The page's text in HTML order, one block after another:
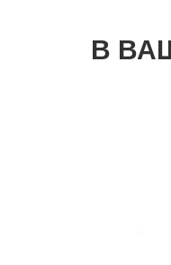
В